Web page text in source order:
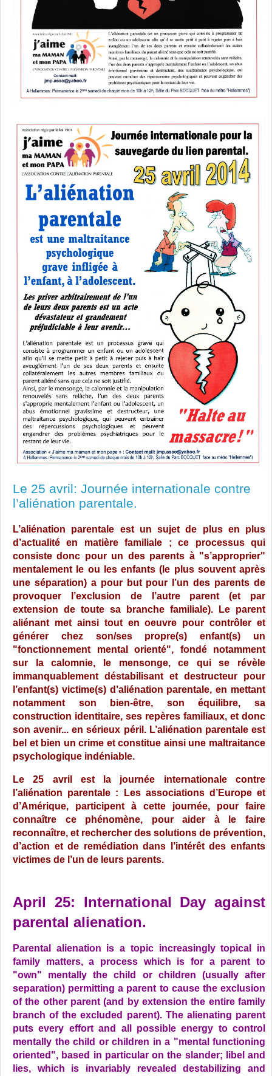
Le 25 avril: Journée internationale contre
l’aliénation parentale.
L’aliénation parentale est un sujet de plus en plus
d’actualité en matière familiale ; ce processus qui
consiste donc pour un des parents à "s’approprier"
mentalement le ou les enfants (le plus souvent après
une séparation) a pour but pour l’un des parents de
provoquer l’exclusion de l’autre parent (et par
extension de toute sa branche familiale). Le parent
aliénant met ainsi tout en oeuvre pour contrôler et
générer chez son/ses propre(s) enfant(s) un
"fonctionnement mental orienté", fondé notamment
sur la calomnie, le mensonge, ce qui se révèle
immanquablement déstabilisant et destructeur pour
l’enfant(s) victime(s) d’aliénation parentale, en mettant
notamment son bien-être, son équilibre, sa
construction identitaire, ses repères familiaux, et donc
son avenir... en sérieux péril. L’aliénation parentale est
bel et bien un crime et constitue ainsi une maltraitance
psychologique indéniable.
Le 25 avril est la journée internationale contre
l’aliénation parentale : Les associations d’Europe et
d’Amérique, participent à cette journée, pour faire
connaître ce phénomène, pour aider à le faire
reconnaître, et rechercher des solutions de prévention,
d’action et de remédiation dans l’intérêt des enfants
victimes de l’un de leurs parents.
April 25:
International Day against
parental alienation.
Parental alienation is a topic increasingly topical
in
family matters, a process which is for a parent to
"own" mentally the child or children (usually after
separation) permittinga parent to cause the exclusion
of the other parent (and by extensionthe entire family
branch of the excluded parent). The alienating parent
puts every effort and all possible energy to control
mentally the child or children in a "mental functioning
oriented ", based in particular on the slander; libel and
lies, which is invariably revealed
destabilizing and